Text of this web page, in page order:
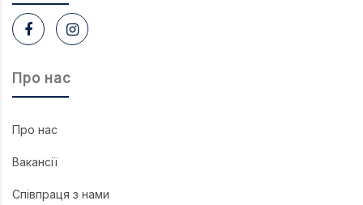
Про нас
Про нас
Вакансії
Співпраця з нами